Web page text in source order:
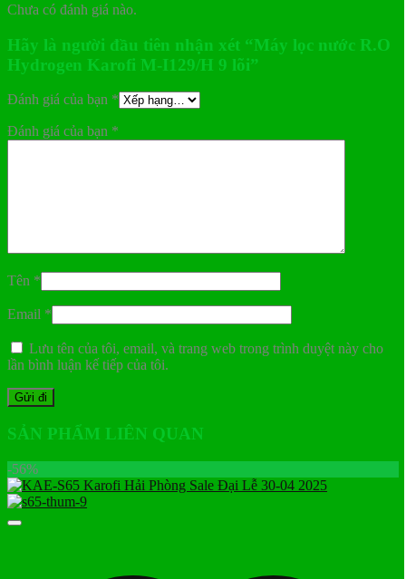
Chưa có đánh giá nào.
Hãy là người đầu tiên nhận xét “Máy lọc nước R.O
Hydrogen Karofi M-I129/H 9 lõi”
Đánh giá của bạn *
Đánh giá của bạn *
Tên *
Email *
Lưu tên của tôi, email, và trang web trong trình duyệt này cho
lần bình luận kế tiếp của tôi.
SẢN PHẨM LIÊN QUAN
-56%